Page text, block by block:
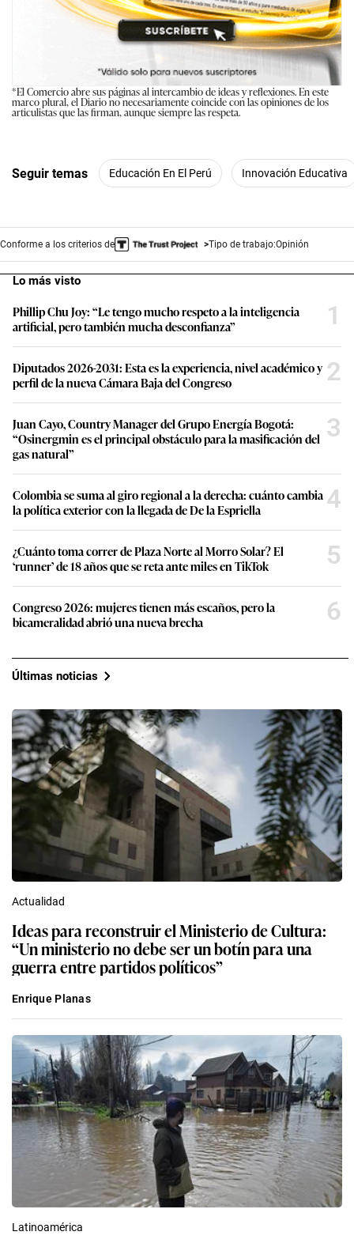
*El Comercio abre sus páginas al intercambio de ideas y reflexiones. En este
marco plural, el Diario no necesariamente coincide con las opiniones de los
articulistas que las firman, aunque siempre las respeta.
Seguir temas Educación En El Perú Innovación Educativa
Conforme a los criterios de Tipo de trabajo:Opinión
Lo más visto
Phillip Chu Joy: “Le tengo mucho respeto a la inteligencia
artificial, pero también mucha desconfianza”
1
Diputados 2026-2031: Esta es la experiencia, nivel académico y
perfil de la nueva Cámara Baja del Congreso
2
Juan Cayo, Country Manager del Grupo Energía Bogotá:
“Osinergmin es el principal obstáculo para la masificación del
gas natural”
3
Colombia se suma al giro regional a la derecha: cuánto cambia
la política exterior con la llegada de De la Espriella
4
¿Cuánto toma correr de Plaza Norte al Morro Solar? El
‘runner’ de 18 años que se reta ante miles en TikTok
5
Congreso 2026: mujeres tienen más escaños, pero la
bicameralidad abrió una nueva brecha
6
Últimas noticias
Actualidad
Ideas para reconstruir el Ministerio de Cultura:
“Un ministerio no debe ser un botín para una
guerra entre partidos políticos”
Enrique Planas
Latinoamérica